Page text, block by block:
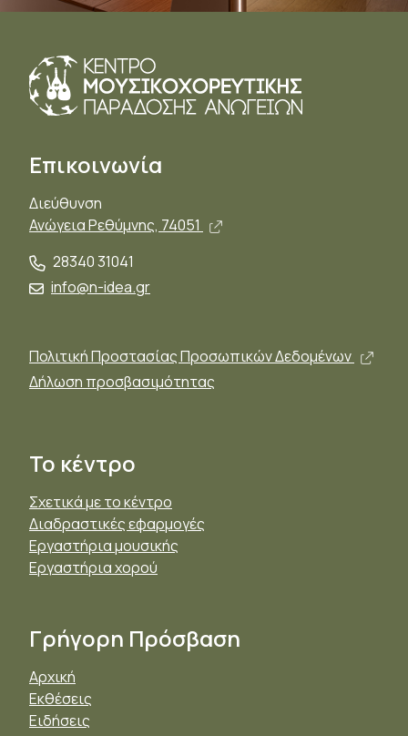
Επικοινωνία
Διεύθυνση
Ανώγεια Ρεθύμνης, 74051
28340 31041
info@n-idea.gr
Πολιτική Προστασίας Προσωπικών Δεδομένων
Δήλωση προσβασιμότητας
Το κέντρο
Σχετικά με το κέντρο
Διαδραστικές εφαρμογές
Εργαστήρια μουσικής
Εργαστήρια χορού
Γρήγορη Πρόσβαση
Αρχική
Εκθέσεις
Ειδήσεις